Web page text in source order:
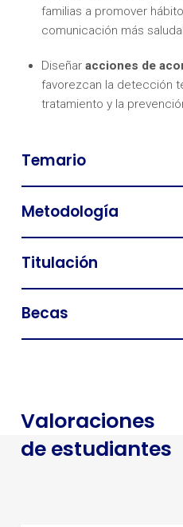
familias a promover
comunicación más
Diseñaracciones de
favorezcan la detección
tratamiento y la
Temario
Metodología
Titulación
Becas
Valoraciones
de estudiantes